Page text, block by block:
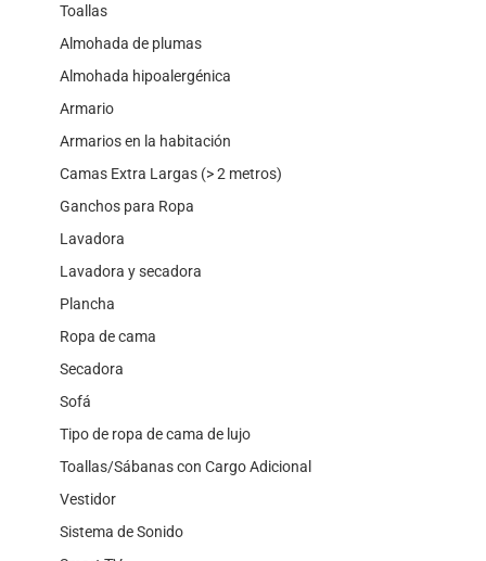
Toallas
Almohada de plumas
Almohada hipoalergénica
Armario
Armarios en la habitación
Camas Extra Largas (> 2 metros)
Ganchos para Ropa
Lavadora
Lavadora y secadora
Plancha
Ropa de cama
Secadora
Sofá
Tipo de ropa de cama de lujo
Toallas/Sábanas con Cargo Adicional
Vestidor
Sistema de Sonido